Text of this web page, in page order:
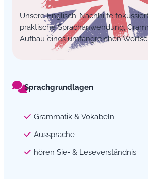
Unsere Englisch-Nachhilfe
praktische Sprachanwendung,
Aufbau eines umfangreichen
Sprachgrundlagen
Grammatik & Vokabeln
Aussprache
hören Sie- & Leseverständnis